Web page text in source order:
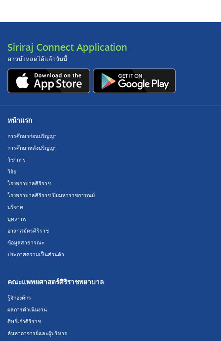
Siriraj Connect Application
ดาวน์โหลดได้แล้ววันนี้
หน้าแรก
การศึกษาก่อนปริญญา
การศึกษาหลังปริญญา
วิชาการ
วิจัย
โรงพยาบาลศิริราช
โรงพยาบาลศิริราช ปิยมหาราชการุณย์
บริจาค
บุคลากร
อาสาสมัครศิริราช
ข้อมูลสาธารณะ
ประกาศความเป็นส่วนตัว
คณะแพทยศาสตร์ศิริราชพยาบาล
รู้จักองค์กร
ผลการดำเนินงาน
ศิษย์เก่าศิริราช
ค้นหาอาจารย์และผู้บริหาร